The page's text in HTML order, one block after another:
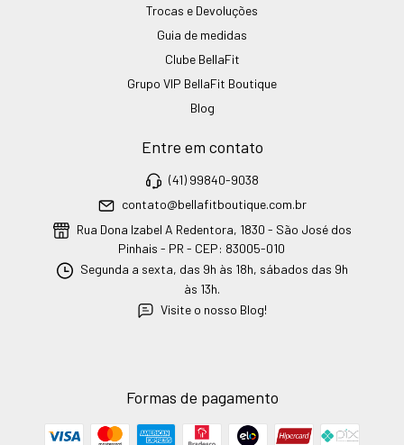
Trocas e Devoluções
Guia de medidas
Clube BellaFit
Grupo VIP BellaFit Boutique
Blog
Entre em contato
(41) 99840-9038
contato@bellafitboutique.com.br
Rua Dona Izabel A Redentora, 1830 - São José dos
Pinhais - PR - CEP: 83005-010
Segunda a sexta, das 9h às 18h, sábados das 9h
às 13h.
Visite o nosso Blog!
Formas de pagamento